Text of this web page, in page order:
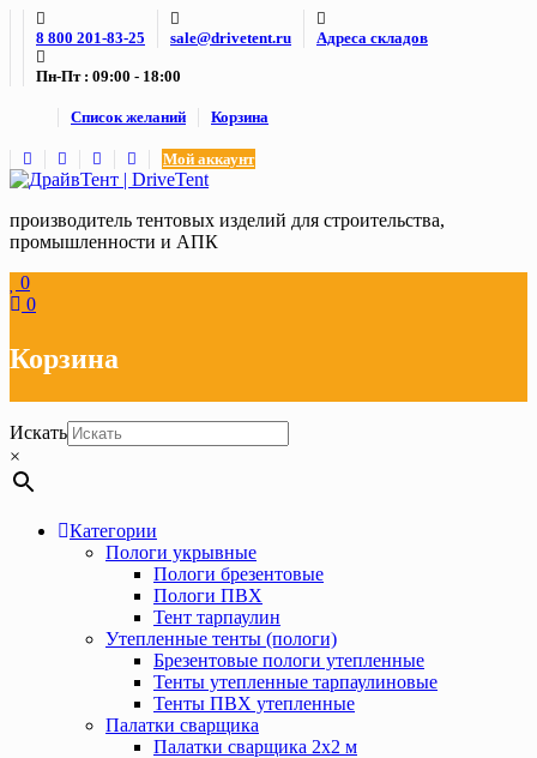
Skip
content
8 800 201-83-25 sale@drivetent.ru Адреса складов
Пн-Пт : 09:00 - 18:00
Список желаний Корзина
Мой аккаунт
производитель тентовых изделий для строительства,
промышленности и АПК
0
0
Корзина
Искать
×
Категории
Пологи укрывные
Пологи брезентовые
Пологи ПВХ
Тент тарпаулин
Утепленные тенты (пологи)
Брезентовые пологи утепленные
Тенты утепленные тарпаулиновые
Тенты ПВХ утепленные
Палатки сварщика
Палатки сварщика 2х2 м